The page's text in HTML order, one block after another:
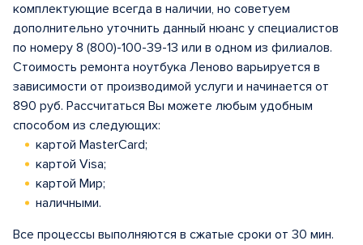
комплектующие всегда в наличии, но советуем
дополнительно уточнить данный нюанс у специалистов
по номеру 8 (800)-100-39-13 или в одном из филиалов.
Стоимость ремонта ноутбука Леново варьируется в
зависимости от производимой услуги и начинается от
890 руб. Рассчитаться Вы можете любым удобным
способом из следующих:
картой MasterCard;
картой Visa;
картой Мир;
наличными.
Все процессы выполняются в сжатые сроки от 30 мин.